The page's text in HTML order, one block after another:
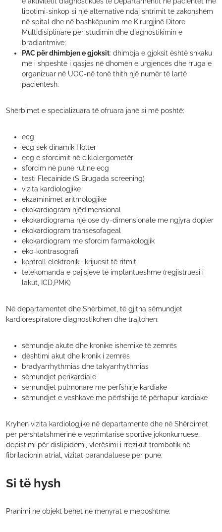
lipotimi-sinkop si një alternativë ndaj shtrimit të zakonshëm
në spital dhe në bashkëpunim me Kirurgjinë Ditore
Multidisiplinare për studimin dhe diagnostikimin e
bradiaritmive;
PAC për dhimbjen e gjoksit: dhimbja e gjoksit është shkaku
më i shpeshtë i qasjes në dhomën e urgjencës dhe rruga e
organizuar në UOC-në tonë thith një numër të lartë
pacientësh.
Shërbimet e specializuara të ofruara janë si më poshtë:
ecg
ecg sek dinamik Holter
ecg e sforcimit në ciklolergometër
sforcim në punë rutine ecg
testi Flecainide (S Brugada screening)
vizita kardiologjike
ekzaminimet aritmologjike
ekokardiogram njëdimensional
ekokardiograma një ose dy-dimensionale me ngjyra dopler
ekokardiogram transesofageal
ekokardiogram me sforcim farmakologjik
eko-kontrasografi
kontroll elektronik i krijuesit të ritmit
telekomanda e pajisjeve të implantueshme (regjistruesi i
lakut, ICD,PMK)
Në departamentet dhe Shërbimet, të gjitha sëmundjet
kardiorespiratore diagnostikohen dhe trajtohen:
sëmundje akute dhe kronike ishemike të zemrës
dështimi akut dhe kronik i zemrës
bradyarrhythmias dhe takyarrhythmias
sëmundjet perikardiale
sëmundjet pulmonare me përfshirje kardiake
sëmundjet e veshkave me përfshirje të përhapur kardiake
Kryhen vizita kardiologjike në departamente dhe në Shërbimet
për përshtatshmërinë e veprimtarisë sportive jokonkurruese,
depistimi për dislipidemi, vlerësimi i rrezikut trombotik në
fibrilacionin atrial, vizitat parandaluese për punë.
Si të hysh
Pranimi në objekt bëhet në mënyrat e mëposhtme: